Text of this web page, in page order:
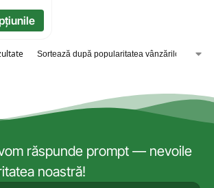
răspunde prompt — nevoile
noastră!